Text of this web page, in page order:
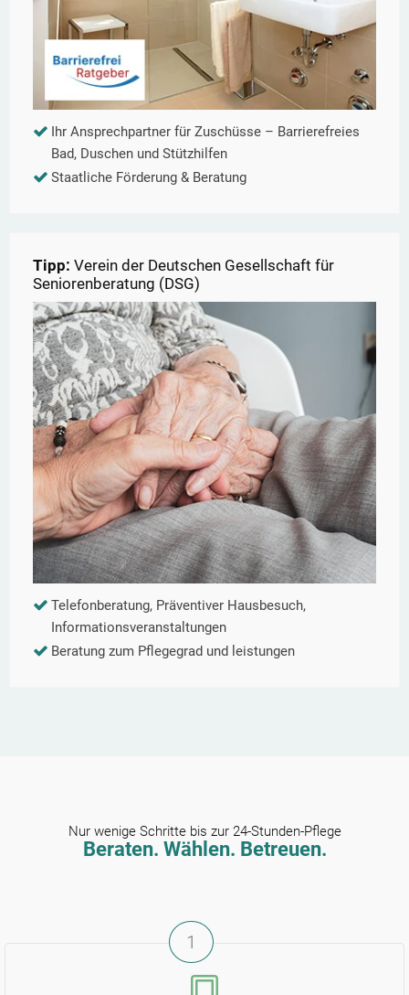
Ihr Ansprechpartner für Zuschüsse – Barrierefreies
Bad, Duschen und Stützhilfen
Staatliche Förderung & Beratung
Tipp: Verein der Deutschen Gesellschaft für
Seniorenberatung (DSG)
Telefonberatung, Präventiver Hausbesuch,
Informationsveranstaltungen
Beratung zum Pflegegrad und leistungen
Nur wenige Schritte bis zur 24-Stunden-Pflege
Beraten. Wählen. Betreuen.
1